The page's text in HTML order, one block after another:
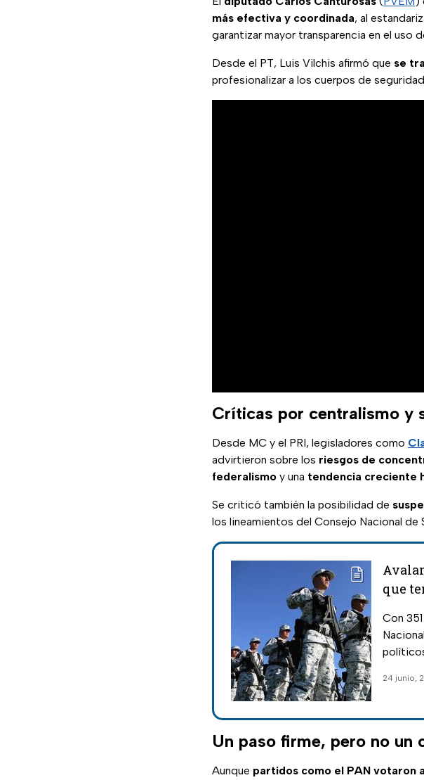
más efectiva y coordinada, al
garantizar mayor transparencia en el uso
Desde el PT, Luis Vilchis afirmó que se
profesionalizar a los cuerpos de
Críticas por centralismo y
Desde MC y el PRI, legisladores como
advirtieron sobre los riesgos de
federalismo y una tendencia creciente
Se criticó también la posibilidad de
los lineamientos del Consejo Nacional de
que
Con
Nacional; opositores advierten riesgos y critican
24 junio,
Un paso firme, pero no un
Aunque partidos como el PAN votaron